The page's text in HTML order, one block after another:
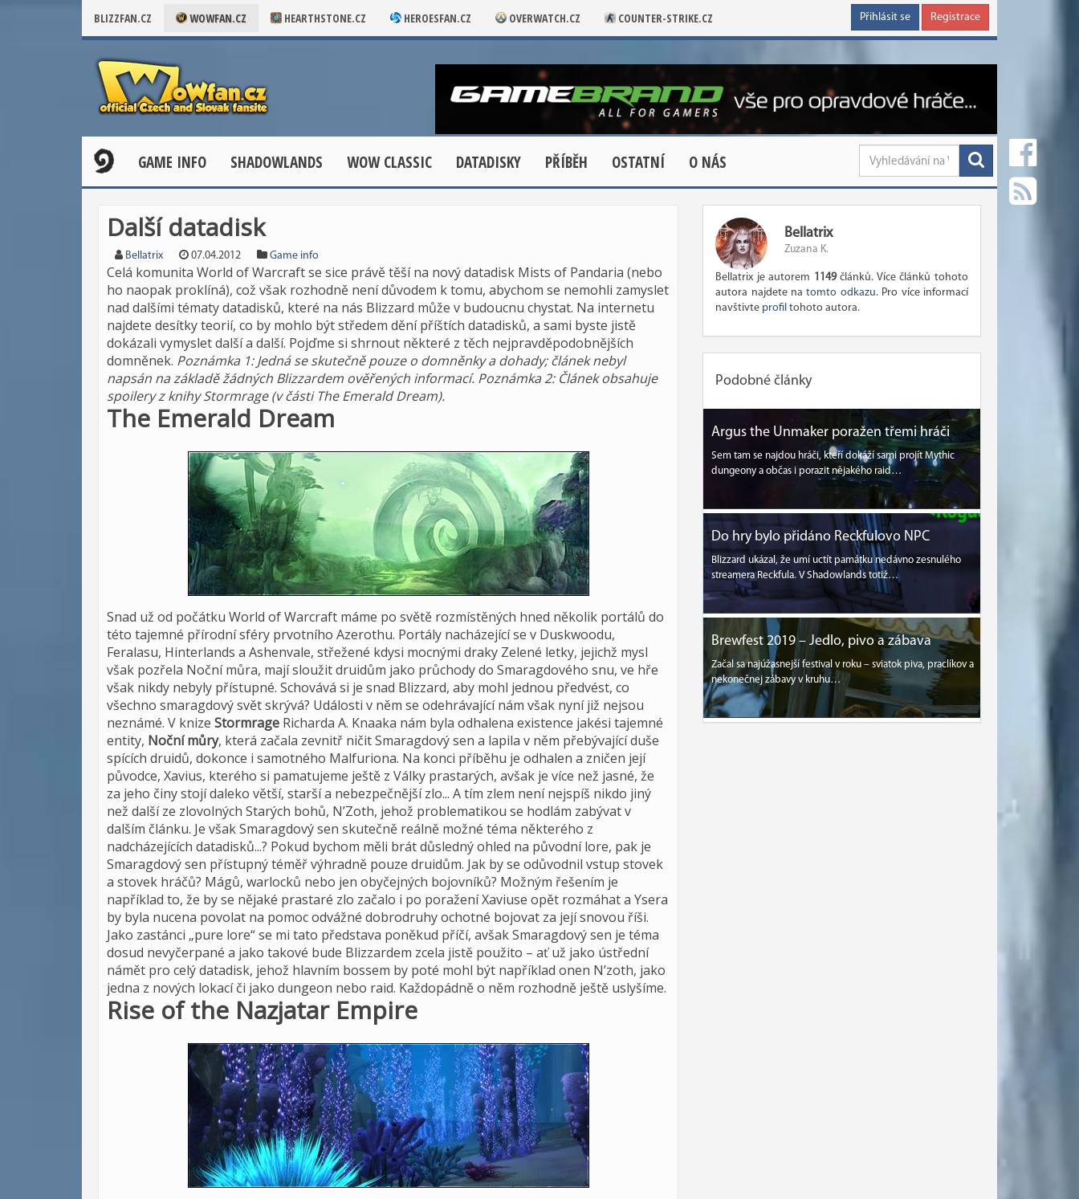
BLIZZFAN.CZ WOWFAN.CZ HEARTHSTONE.CZ HEROESFAN.CZ OVERWATCH.CZ COUNTER-STRIKE.CZ Přihlásit se Registrace
GAME INFO SHADOWLANDS WOW CLASSIC DATADISKY PŘÍBĚH OSTATNÍ O NÁS
Další datadisk
Bellatrix 07.04.2012 Game info
Celá komunita World of Warcraft se sice právě těší na nový datadisk Mists of Pandaria (nebo
ho naopak proklíná), což však rozhodně není důvodem k tomu, abychom se nemohli zamyslet
nad dalšími tématy datadisků, které na nás Blizzard může v budoucnu chystat. Na internetu
najdete desítky teorií, co by mohlo být středem dění příštích datadisků, a sami byste jistě
dokázali vymyslet další a další. Pojďme si shrnout některé z těch nejpravděpodobnějších
domněnek. Poznámka 1: Jedná se skutečně pouze o domněnky a dohady; článek nebyl
napsán na základě žádných Blizzardem ověřených informací. Poznámka 2: Článek obsahuje
spoilery z knihy Stormrage (v části The Emerald Dream).
The Emerald Dream
Snad už od počátku World of Warcraft máme po světě rozmístěných hned několik portálů do
této tajemné přírodní sféry prvotního Azerothu. Portály nacházející se v Duskwoodu,
Feralasu, Hinterlands a Ashenvale, střežené kdysi mocnými draky Zelené letky, jejichž mysl
však pozřela Noční můra, mají sloužit druidům jako průchody do Smaragdového snu, ve hře
však nikdy nebyly přístupné. Schovává si je snad Blizzard, aby mohl jednou předvést, co
všechno smaragdový svět skrývá? Události v něm se odehrávající nám však nyní již nejsou
neznámé. V knize Stormrage Richarda A. Knaaka nám byla odhalena existence jakési tajemné
entity, Noční můry, která začala zevnitř ničit Smaragdový sen a lapila v něm přebývající duše
spících druidů, dokonce i samotného Malfuriona. Na konci příběhu je odhalen a zničen její
původce, Xavius, kterého si pamatujeme ještě z Války prastarých, avšak je více než jasné, že
za jeho činy stojí daleko větší, starší a nebezpečnější zlo... A tím zlem není nejspíš nikdo jiný
než další ze zlovolných Starých bohů, N’Zoth, jehož problematikou se hodlám zabývat v
dalším článku. Je však Smaragdový sen skutečně reálně možné téma některého z
nadcházejících datadisků...? Pokud bychom měli brát důsledný ohled na původní lore, pak je
Smaragdový sen přístupný téměř výhradně pouze druidům. Jak by se odůvodnil vstup stovek
a stovek hráčů? Mágů, warlocků nebo jen obyčejných bojovníků? Možným řešením je
například to, že by se nějaké prastaré zlo začalo i po poražení Xaviuse opět rozmáhat a Ysera
by byla nucena povolat na pomoc odvážné dobrodruhy ochotné bojovat za její snovou říši.
Jako zastánci „pure lore“ se mi tato představa poněkud příčí, avšak Smaragdový sen je téma
dosud nevyčerpané a jako takové bude Blizzardem zcela jistě použito – ať už jako ústřední
námět pro celý datadisk, jehož hlavním bossem by poté mohl být například onen N’zoth, jako
jedna z nových lokací či jako dungeon nebo raid. Každopádně o něm rozhodně ještě uslyšíme.
Rise of the Nazjatar Empire
Bellatrix
Zuzana K.
Bellatrix je autorem 1149článků. Více článků tohoto
autora najdete natomto odkazu. Pro více informací
navštivte profil tohoto autora.
Podobné články
Argus the Unmaker poražen třemi hráči
Sem tam se najdou hráči, kteří dokáží sami projít Mythic
dungeony a občas i porazit nějakého raid…
Do hry bylo přidáno Reckfulovo NPC
Blizzard ukázal, že umí uctít památku nedávno zesnulého
streamera Reckfula. V Shadowlands totiž…
Brewfest 2019 – Jedlo, pivo a zábava
Začal sa najúžasnejší festival v roku – sviatok piva, praclíkov a
nekonečnej zábavy v kruhu…